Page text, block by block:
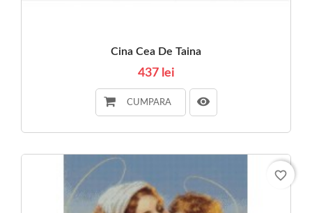
Cina Cea De Taina
437 lei
CUMPARA
favorite_border